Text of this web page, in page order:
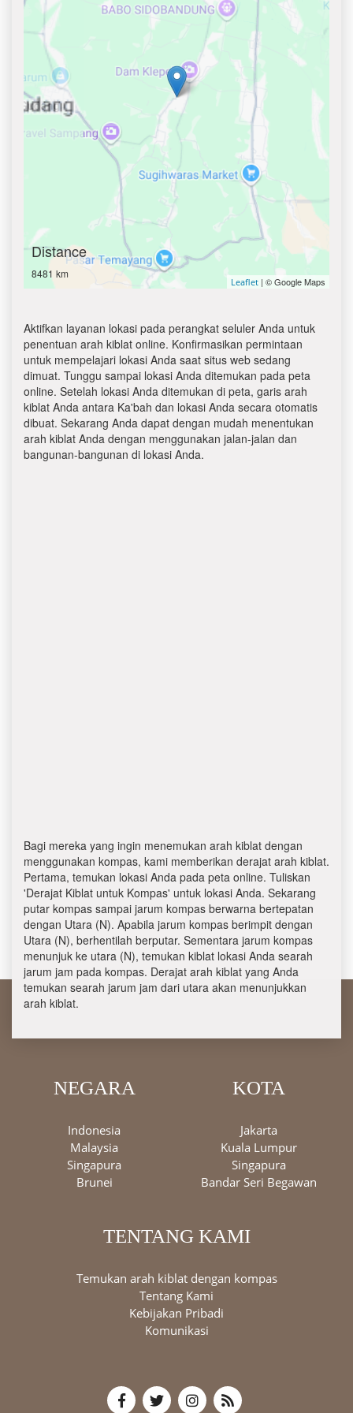
Distance
8481 km
Leaflet | © Google Maps
Aktifkan layanan lokasi pada perangkat seluler Anda untuk
penentuan arah kiblat online. Konfirmasikan permintaan
untuk mempelajari lokasi Anda saat situs web sedang
dimuat. Tunggu sampai lokasi Anda ditemukan pada peta
online. Setelah lokasi Anda ditemukan di peta, garis arah
kiblat Anda antara Ka'bah dan lokasi Anda secara otomatis
dibuat. Sekarang Anda dapat dengan mudah menentukan
arah kiblat Anda dengan menggunakan jalan-jalan dan
bangunan-bangunan di lokasi Anda.
Bagi mereka yang ingin menemukan arah kiblat dengan
menggunakan kompas, kami memberikan derajat arah kiblat.
Pertama, temukan lokasi Anda pada peta online. Tuliskan
'Derajat Kiblat untuk Kompas' untuk lokasi Anda. Sekarang
putar kompas sampai jarum kompas berwarna bertepatan
dengan Utara (N). Apabila jarum kompas berimpit dengan
Utara (N), berhentilah berputar. Sementara jarum kompas
menunjuk ke utara (N), temukan kiblat lokasi Anda searah
jarum jam pada kompas. Derajat arah kiblat yang Anda
temukan searah jarum jam dari utara akan menunjukkan
arah kiblat.
NEGARA
Indonesia
Malaysia
Singapura
Brunei
KOTA
Jakarta
Kuala Lumpur
Singapura
Bandar Seri Begawan
TENTANG KAMI
Temukan arah kiblat dengan kompas
Tentang Kami
Kebijakan Pribadi
Komunikasi